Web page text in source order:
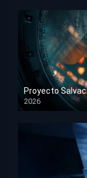
Proyecto
2026
HD 1080p